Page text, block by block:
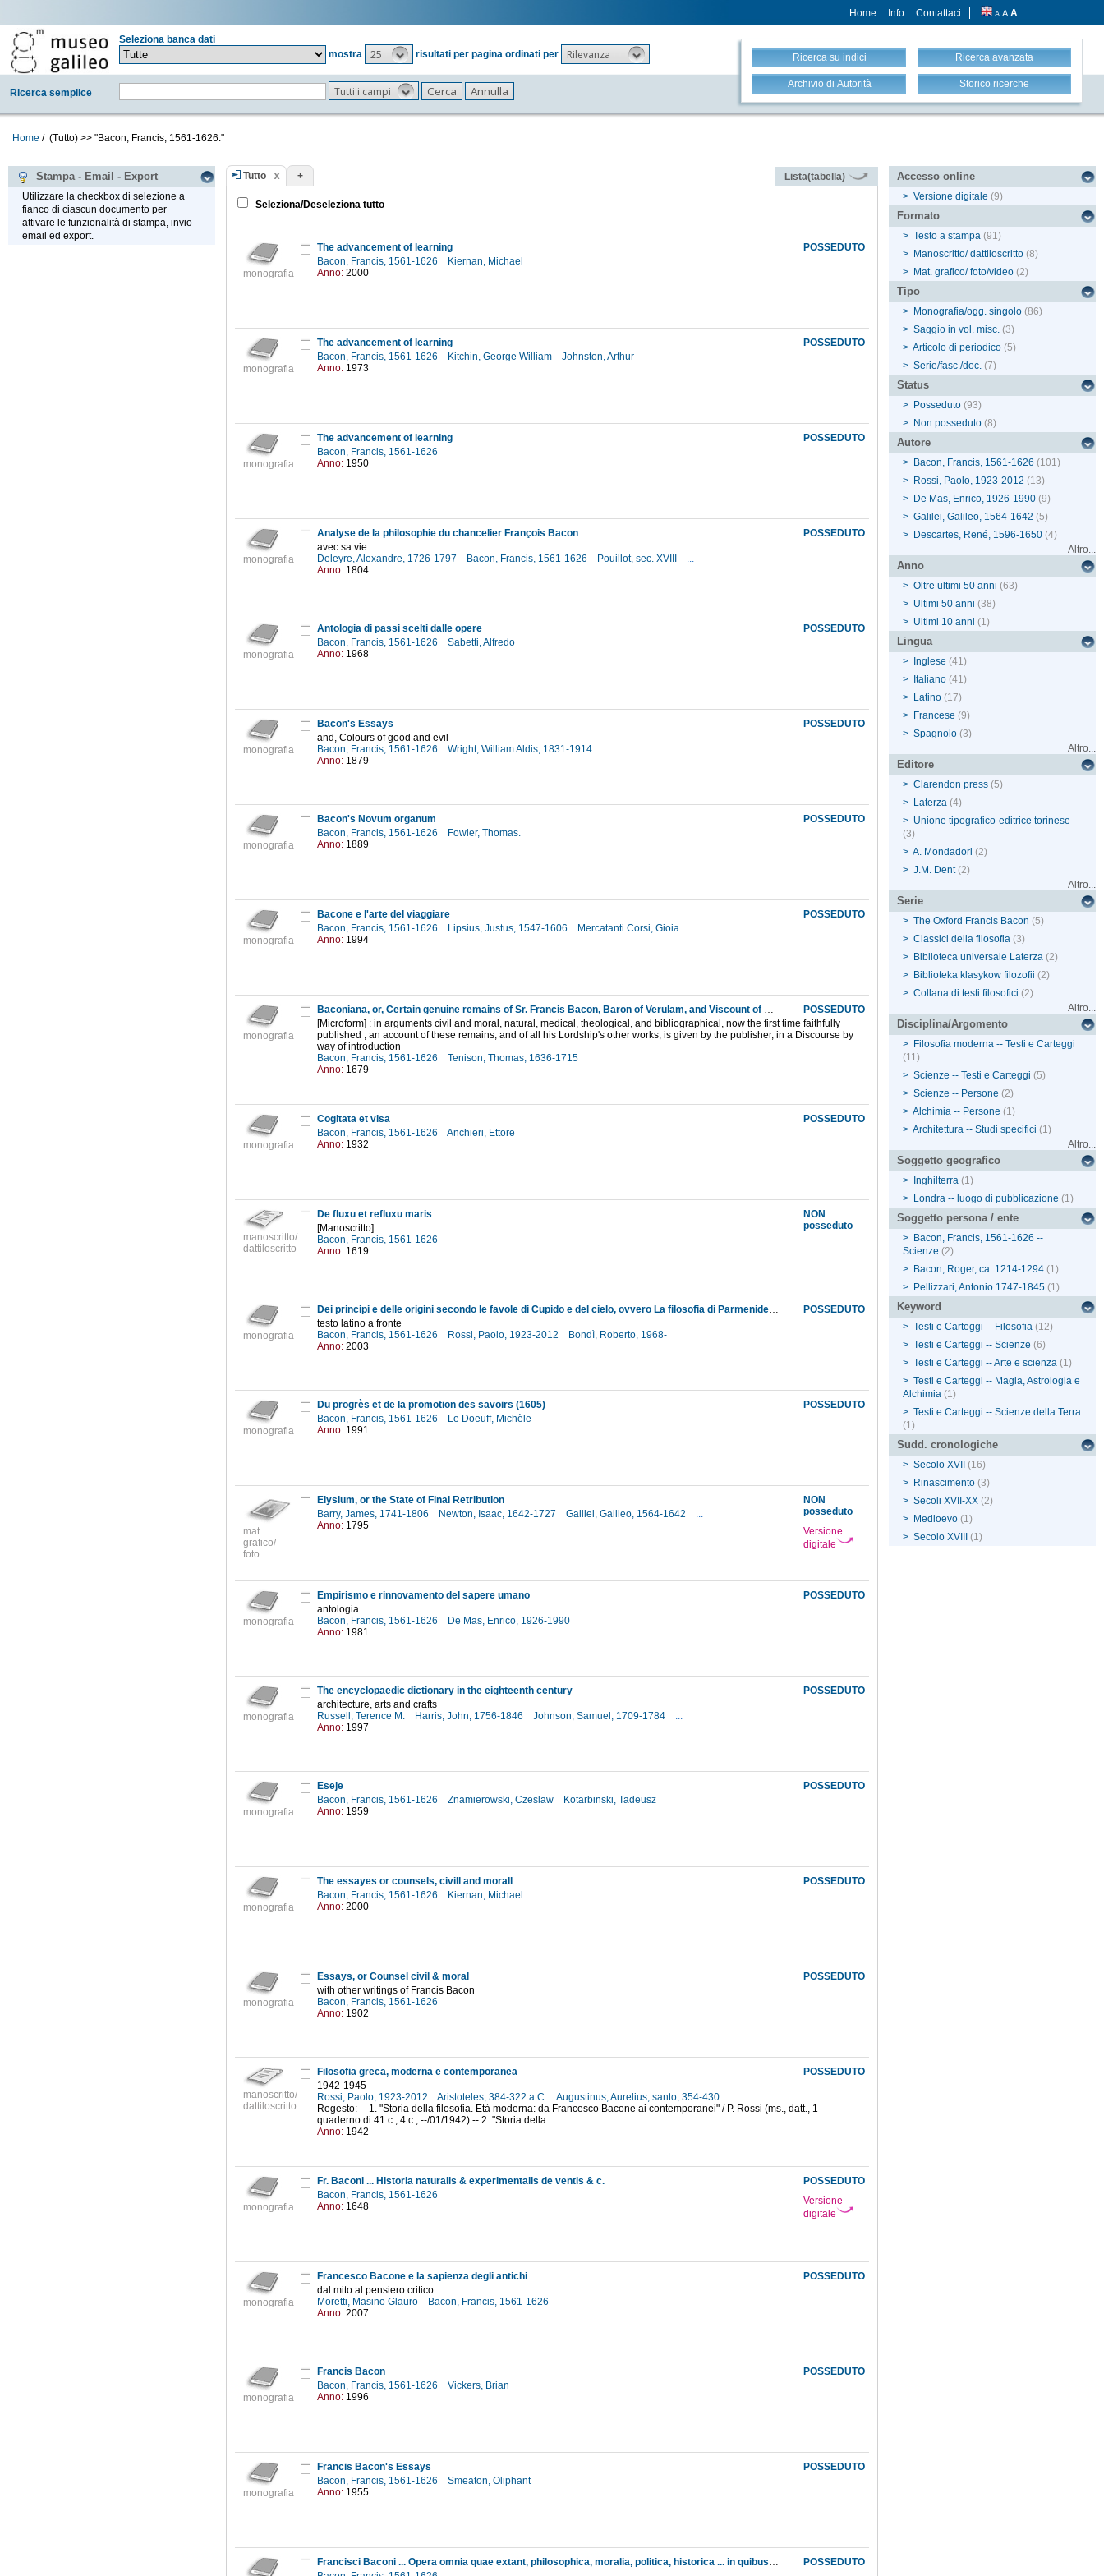
Home Info Contattaci A A A
Seleziona banca dati
mostra
25 risultati per pagina ordinati per Rilevanza
Ricerca semplice Tutti i campi
Ricerca su indici Ricerca avanzata
Archivio di Autorità Storico ricerche
Home / (Tutto) >> "Bacon, Francis, 1561-1626."
Stampa - Email - Export
Utilizzare la checkbox di selezione a
fianco di ciascun documento per
attivare le funzionalità di stampa, invio
email ed export.
Tutto + Lista(tabella)
Seleziona/Deseleziona tutto
monografia
POSSEDUTO
The advancement of learning
Bacon, Francis, 1561-1626
Kiernan, Michael
Anno: 2000
monografia
POSSEDUTO
The advancement of learning
Bacon, Francis, 1561-1626
Kitchin, George William
Johnston, Arthur
Anno: 1973
monografia
POSSEDUTO
The advancement of learning
Bacon, Francis, 1561-1626
Anno: 1950
monografia
POSSEDUTO
Analyse de la philosophie du chancelier François Bacon
avec sa vie.
Deleyre, Alexandre, 1726-1797
Bacon, Francis, 1561-1626 Pouillot, sec. XVIII
...
Anno: 1804
monografia
POSSEDUTO
Antologia di passi scelti dalle opere
Bacon, Francis, 1561-1626
Sabetti, Alfredo
Anno: 1968
monografia
POSSEDUTO
Bacon's Essays
and, Colours of good and evil
Bacon, Francis, 1561-1626
Wright, William Aldis, 1831-1914
Anno: 1879
monografia
POSSEDUTO
Bacon's Novum organum
Bacon, Francis, 1561-1626
Fowler, Thomas.
Anno: 1889
monografia
POSSEDUTO
Bacone e l'arte del viaggiare
Bacon, Francis, 1561-1626
Lipsius, Justus, 1547-1606
Mercatanti Corsi, Gioia
Anno: 1994
monografia
POSSEDUTO
Baconiana, or, Certain genuine remains of Sr. Francis Bacon, Baron of Verulam, and Viscount of St. Albans
[Microform] : in arguments civil and moral, natural, medical, theological, and bibliographical, now the first time faithfully
published ; an account of these remains, and of all his Lordship's other works, is given by the publisher, in a Discourse by
way of introduction
Bacon, Francis, 1561-1626
Tenison, Thomas, 1636-1715
Anno: 1679
monografia
POSSEDUTO
Cogitata et visa
Bacon, Francis, 1561-1626
Anchieri, Ettore
Anno: 1932
manoscritto/
dattiloscritto
NON
posseduto
De fluxu et refluxu maris
[Manoscritto]
Bacon, Francis, 1561-1626
Anno: 1619
monografia
POSSEDUTO
Dei principi e delle origini secondo le favole di Cupido e del cielo, ovvero La filosofia di Parmenide e di Telesio e principalmente di Democrito trattata nella favola di Cupido
testo latino a fronte
Bacon, Francis, 1561-1626
Rossi, Paolo, 1923-2012
Bondì, Roberto, 1968-
Anno: 2003
monografia
POSSEDUTO
Du progrès et de la promotion des savoirs (1605)
Bacon, Francis, 1561-1626
Le Doeuff, Michèle
Anno: 1991
mat.
grafico/
foto
NON
posseduto
Versione
digitale
Elysium, or the State of Final Retribution
Barry, James, 1741-1806
Newton, Isaac, 1642-1727 Galilei, Galileo, 1564-1642
...
Anno: 1795
monografia
POSSEDUTO
Empirismo e rinnovamento del sapere umano
antologia
Bacon, Francis, 1561-1626
De Mas, Enrico, 1926-1990
Anno: 1981
monografia
POSSEDUTO
The encyclopaedic dictionary in the eighteenth century
architecture, arts and crafts
Russell, Terence M.
Harris, John, 1756-1846 Johnson, Samuel, 1709-1784
...
Anno: 1997
monografia
POSSEDUTO
Eseje
Bacon, Francis, 1561-1626
Znamierowski, Czeslaw
Kotarbinski, Tadeusz
Anno: 1959
monografia
POSSEDUTO
The essayes or counsels, civill and morall
Bacon, Francis, 1561-1626
Kiernan, Michael
Anno: 2000
monografia
POSSEDUTO
Essays, or Counsel civil & moral
with other writings of Francis Bacon
Bacon, Francis, 1561-1626
Anno: 1902
manoscritto/
dattiloscritto
POSSEDUTO
Filosofia greca, moderna e contemporanea
1942-1945
Rossi, Paolo, 1923-2012
Aristoteles, 384-322 a.C. Augustinus, Aurelius, santo, 354-430
...
Regesto: -- 1. "Storia della filosofia. Età moderna: da Francesco Bacone ai contemporanei" / P. Rossi (ms., datt., 1
quaderno di 41 c., 4 c., --/01/1942) -- 2. "Storia della...
Anno: 1942
monografia
POSSEDUTO
Versione
digitale
Fr. Baconi ... Historia naturalis & experimentalis de ventis & c.
Bacon, Francis, 1561-1626
Anno: 1648
monografia
POSSEDUTO
Francesco Bacone e la sapienza degli antichi
dal mito al pensiero critico
Moretti, Masino Glauro
Bacon, Francis, 1561-1626
Anno: 2007
monografia
POSSEDUTO
Francis Bacon
Bacon, Francis, 1561-1626
Vickers, Brian
Anno: 1996
monografia
POSSEDUTO
Francis Bacon's Essays
Bacon, Francis, 1561-1626
Smeaton, Oliphant
Anno: 1955
POSSEDUTO
Francisci Baconi ... Opera omnia quae extant, philosophica, moralia, politica, historica ... in quibus complures alii tractatus, quos brevitatis causa praemittere visum est, comprehensi sunt
Accesso online
> Versione digitale (9)
Formato
> Testo a stampa (91)
> Manoscritto/ dattiloscritto (8)
> Mat. grafico/ foto/video (2)
Tipo
> Monografia/ogg. singolo (86)
> Saggio in vol. misc. (3)
> Articolo di periodico (5)
> Serie/fasc./doc. (7)
Status
> Posseduto (93)
> Non posseduto (8)
Autore
> Bacon, Francis, 1561-1626 (101)
> Rossi, Paolo, 1923-2012 (13)
> De Mas, Enrico, 1926-1990 (9)
> Galilei, Galileo, 1564-1642 (5)
> Descartes, René, 1596-1650 (4)
Altro...
Anno
> Oltre ultimi 50 anni (63)
> Ultimi 50 anni (38)
> Ultimi 10 anni (1)
Lingua
> Inglese (41)
>
Italiano (41)
> Latino (17)
> Francese (9)
> Spagnolo (3)
Altro...
Editore
> Clarendon press (5)
> Laterza (4)
> Unione tipografico-editrice torinese
(3)
> A. Mondadori (2)
> J.M. Dent (2)
Altro...
Serie
> The Oxford Francis Bacon (5)
> Classici della filosofia (3)
> Biblioteca universale Laterza (2)
> Biblioteka klasykow filozofii (2)
> Collana di testi filosofici (2)
Altro...
Disciplina/Argomento
> Filosofia moderna -- Testi e Carteggi
(11)
> Scienze -- Testi e Carteggi (5)
> Scienze -- Persone (2)
> Alchimia -- Persone (1)
> Architettura -- Studi specifici (1)
Altro...
Soggetto geografico
> Inghilterra (1)
> Londra -- luogo di pubblicazione (1)
Soggetto persona / ente
> Bacon, Francis, 1561-1626 --
Scienze (2)
> Bacon, Roger, ca. 1214-1294 (1)
> Pellizzari, Antonio 1747-1845 (1)
Keyword
> Testi e Carteggi -- Filosofia (12)
> Testi e Carteggi -- Scienze (6)
> Testi e Carteggi -- Arte e scienza (1)
> Testi e Carteggi -- Magia, Astrologia e
Alchimia (1)
> Testi e Carteggi -- Scienze della Terra
(1)
Sudd. cronologiche
> Secolo XVII
(16)
> Rinascimento (3)
> Secoli XVII-XX (2)
> Medioevo (1)
> Secolo XVIII (1)